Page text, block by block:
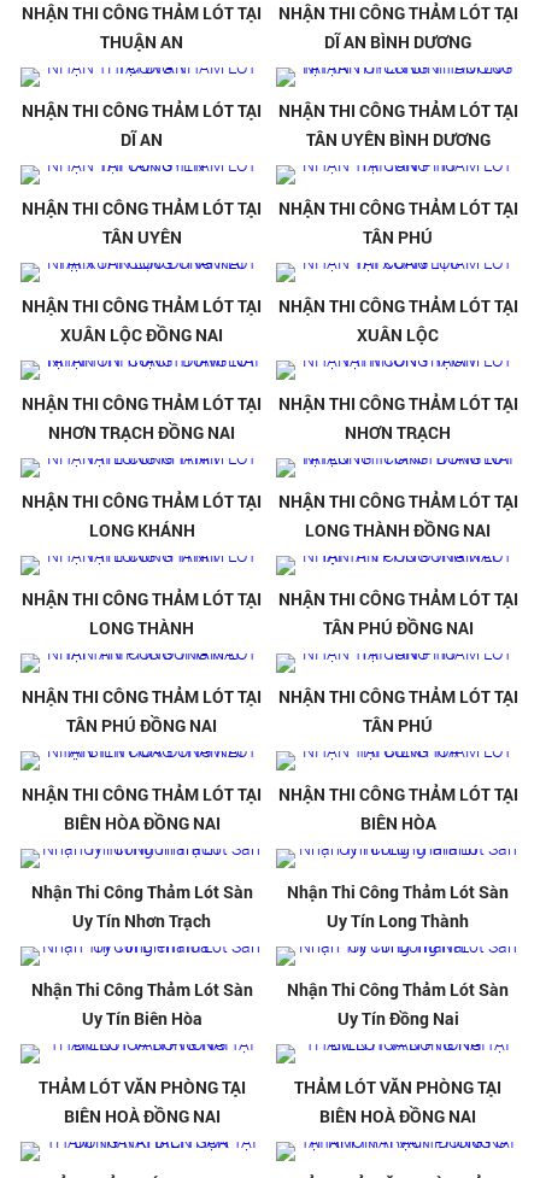
NHẬN THI CÔNG THẢM LÓT TẠI
THUẬN AN
NHẬN THI CÔNG THẢM LÓT TẠI
DĨ AN BÌNH DƯƠNG
NHẬN THI CÔNG THẢM LÓT TẠI
DĨ AN
NHẬN THI CÔNG THẢM LÓT TẠI
TÂN UYÊN BÌNH DƯƠNG
NHẬN THI CÔNG THẢM LÓT TẠI
TÂN UYÊN
NHẬN THI CÔNG THẢM LÓT TẠI
TÂN PHÚ
NHẬN THI CÔNG THẢM LÓT TẠI
XUÂN LỘC ĐỒNG NAI
NHẬN THI CÔNG THẢM LÓT TẠI
XUÂN LỘC
NHẬN THI CÔNG THẢM LÓT TẠI
NHƠN TRẠCH ĐỒNG NAI
NHẬN THI CÔNG THẢM LÓT TẠI
NHƠN TRẠCH
NHẬN THI CÔNG THẢM LÓT TẠI
LONG KHÁNH
NHẬN THI CÔNG THẢM LÓT TẠI
LONG THÀNH ĐỒNG NAI
NHẬN THI CÔNG THẢM LÓT TẠI
LONG THÀNH
NHẬN THI CÔNG THẢM LÓT TẠI
TÂN PHÚ ĐỒNG NAI
NHẬN THI CÔNG THẢM LÓT TẠI
TÂN PHÚ ĐỒNG NAI
NHẬN THI CÔNG THẢM LÓT TẠI
TÂN PHÚ
NHẬN THI CÔNG THẢM LÓT TẠI
BIÊN HÒA ĐỒNG NAI
NHẬN THI CÔNG THẢM LÓT TẠI
BIÊN HÒA
Nhận Thi Công Thảm Lót Sàn
Uy Tín Nhơn Trạch
Nhận Thi Công Thảm Lót Sàn
Uy Tín Long Thành
Nhận Thi Công Thảm Lót Sàn
Uy Tín Biên Hòa
Nhận Thi Công Thảm Lót Sàn
Uy Tín Đồng Nai
THẢM LÓT VĂN PHÒNG TẠI
BIÊN HOÀ ĐỒNG NAI
THẢM LÓT VĂN PHÒNG TẠI
BIÊN HOÀ ĐỒNG NAI